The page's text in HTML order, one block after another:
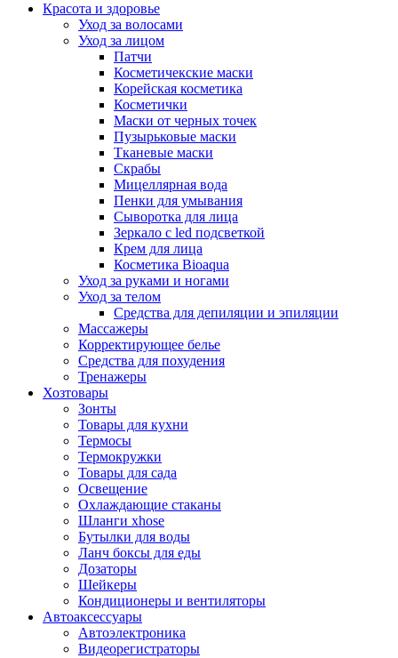
Красота и здоровье
Уход за волосами
Уход за лицом
Патчи
Косметичекские маски
Корейская косметика
Косметички
Маски от черных точек
Пузырьковые маски
Тканевые маски
Скрабы
Мицеллярная вода
Пенки для умывания
Сыворотка для лица
Зеркало с led подсветкой
Крем для лица
Косметика Bioaqua
Уход за руками и ногами
Уход за телом
Средства для депиляции и эпиляции
Массажеры
Корректирующее белье
Средства для похудения
Тренажеры
Хозтовары
Зонты
Товары для кухни
Термосы
Термокружки
Товары для сада
Освещение
Охлаждающие стаканы
Шланги xhose
Бутылки для воды
Ланч боксы для еды
Дозаторы
Шейкеры
Кондиционеры и вентиляторы
Автоаксессуары
Автоэлектроника
Видеорегистраторы